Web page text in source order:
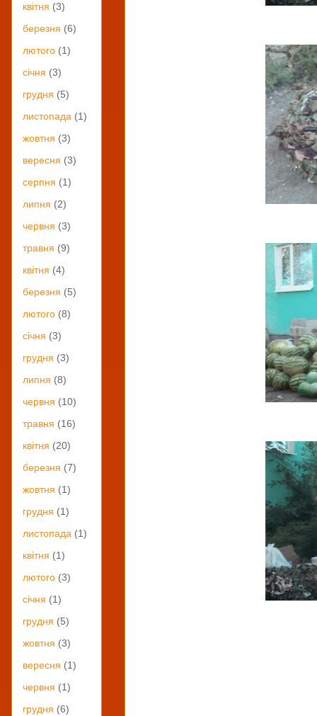
квітня (3)
березня (6)
лютого (1)
січня (3)
грудня (5)
листопада (1)
жовтня (3)
вересня (3)
серпня (1)
липня (2)
червня (3)
травня (9)
квітня (4)
березня (5)
лютого (8)
січня (3)
грудня (3)
липня (8)
червня (10)
травня (16)
квітня (20)
березня (7)
жовтня (1)
грудня (1)
листопада (1)
квітня (1)
лютого (3)
січня (1)
грудня (5)
жовтня (3)
вересня (1)
червня (1)
грудня (6)